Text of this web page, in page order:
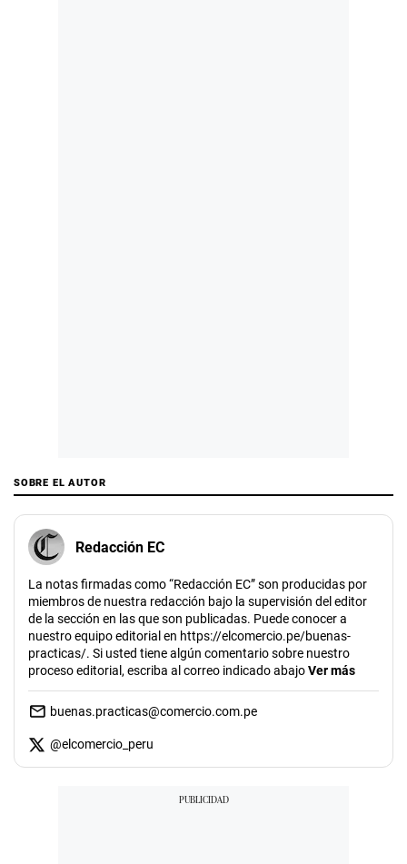
SOBRE EL AUTOR
Redacción EC
La notas firmadas como “Redacción EC” son producidas por
miembros de nuestra redacción bajo la supervisión del editor
de la sección en las que son publicadas. Puede conocer a
nuestro equipo editorial en https://elcomercio.pe/buenas-
practicas/. Si usted tiene algún comentario sobre nuestro
proceso editorial, escriba al correo indicado abajoVer más
buenas.practicas@comercio.com.pe
@elcomercio_peru